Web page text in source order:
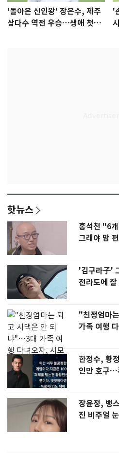
'돌아온 신인왕' 장은수, 제주
삼다수 역전 우승…생애 첫승
'
핫뉴스
홍석천 "6
그래야 맘
'김구라子'
전라도에
"친정엄마
가족 여행
한정수, 황
인만 호구…
장윤정, 뱅
진 비주얼